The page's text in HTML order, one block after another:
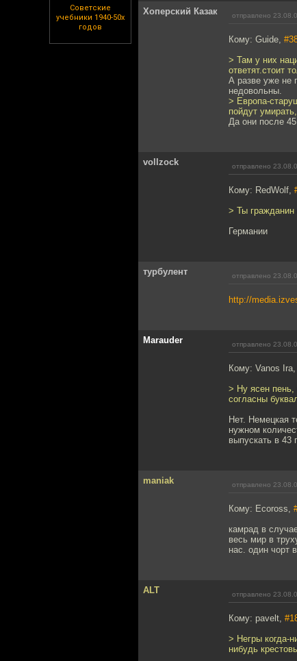
Советские
учебники 1940-50х
годов
Хоперский Казак отправлено
Кому: Guide,
> Там у них
ответят.стоит
А разве уже не
недовольны.
> Европа-
пойдут
Да они после
vollzock отправлено
Кому: RedWolf,
> Ты гражданин
Германии
турбулент отправлено
http://
Marauder отправлено
Кому: Vanos Ira,
> Ну ясен пень,
согласны
Нет. Немецкая
нужном
выпускать в 43
maniak отправлено
Кому: Ecoross,
камрад в
весь мир в
нас. один чорт
ALT отправлено
Кому: pavelt,
> Негры когда-
нибудь